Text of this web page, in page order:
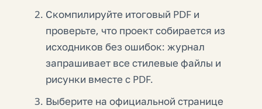
Скомпилируйте итоговый PDF и
проверьте, что проект собирается из
исходников без ошибок: журнал
запрашивает все стилевые файлы и
рисунки вместе с PDF.
Выберите на официальной странице